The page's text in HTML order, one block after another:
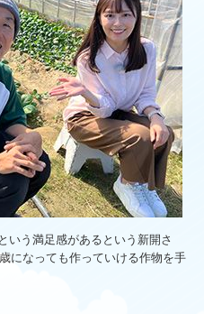
いう満足感があるという新開さ
になっても作っていける作物を手